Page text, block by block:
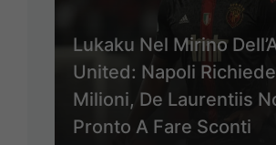
Lukaku Nel Mirino
United: Napoli
Milioni, De Laurentiis
Pronto A Fare Sconti